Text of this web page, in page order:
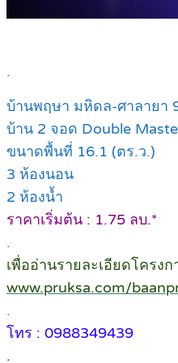
.
บ้านพฤษา มหิดล-ศาลายา
บ้าน 2 จอด Double
ขนาดพื้นที่ 16.1 (ตร.ว.)
3 ห้องนอน
2 ห้องน้ำ
ราคาเริ่มต้น : 1.75 ลบ.*
.
เพื่ออ่านรายละเอียดโครงก
www.pruksa.com/
.
โทร : 0988349439
.